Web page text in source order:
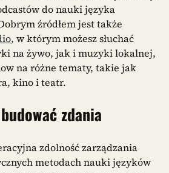
do nauki języka
źródłem jest także
w którym możesz słuchać
na żywo, jak i muzyki lokalnej,
na różne tematy, takie jak
kino i teatr.
zdania
zdolność zarządzania
metodach nauki języków